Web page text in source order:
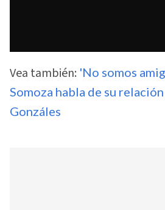
Vea también: 'No somos
Somoza habla de su
Gonzáles